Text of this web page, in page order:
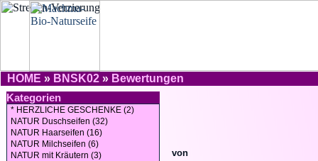
HOME » BNSK02 » Bewertungen
Kategorien
* HERZLICHE GESCHENKE (2)
NATUR Duschseifen (32)
NATUR Haarseifen (16)
NATUR Milchseifen (6)
NATUR mit Kräutern (3)
von